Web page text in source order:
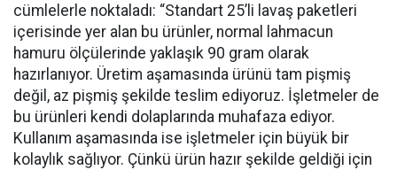
cümlelerle noktaladı: “Standart 25’li lavaş paketleri
içerisinde yer alan bu ürünler, normal lahmacun
hamuru ölçülerinde yaklaşık 90 gram olarak
hazırlanıyor. Üretim aşamasında ürünü tam pişmiş
değil, az pişmiş şekilde teslim ediyoruz. İşletmeler de
bu ürünleri kendi dolaplarında muhafaza ediyor.
Kullanım aşamasında ise işletmeler için büyük bir
kolaylık sağlıyor. Çünkü ürün hazır şekilde geldiği için